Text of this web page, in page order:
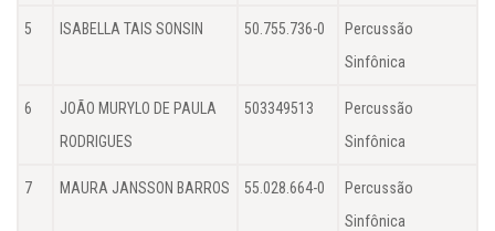
5 ISABELLA TAIS SONSIN 50.755.736-0
Percussão
Sinfônica
6
JOÃO MURYLO DE PAULA
RODRIGUES
503349513
Percussão
Sinfônica
7 MAURA JANSSON BARROS 55.028.664-0
Percussão
Sinfônica